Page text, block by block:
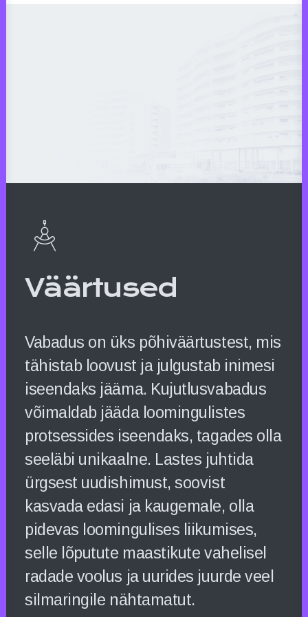
Väärtused
Vabadus on üks põhiväärtustest, mis
tähistab loovust ja julgustab inimesi
iseendaks jääma. Kujutlusvabadus
võimaldab jääda loomingulistes
protsessides iseendaks, tagades olla
seeläbi unikaalne. Lastes juhtida
ürgsest uudishimust, soovist
kasvada edasi ja kaugemale, olla
pidevas loomingulises liikumises,
selle lõputute maastikute vahelisel
radade voolus ja uurides juurde veel
silmaringile nähtamatut.